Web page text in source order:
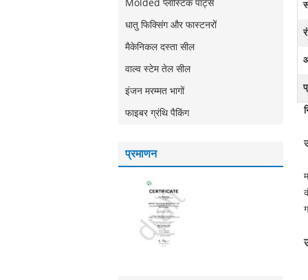
Molded प्लास्टिक पार्ट्स
धातु फिक्सिंग और फास्टनरों
मैकेनिकल दस्ता सील
वाल्व स्टेम तेल सील
इंजन मरम्मत भागों
फाइबर ग्रंथि पैकिंग
प्रमाणन